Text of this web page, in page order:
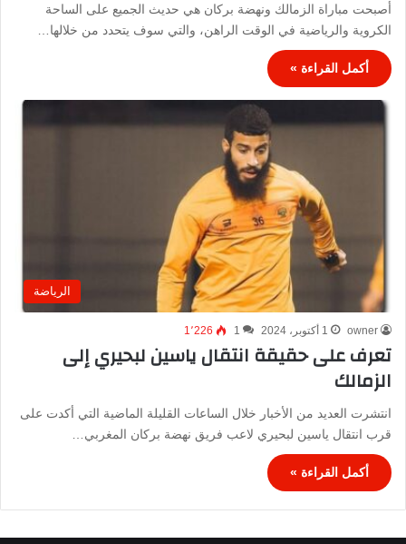
أصبحت مباراة الزمالك ونهضة بركان هي حديث الجميع على الساحة
الكروية والرياضية في الوقت الراهن، والتي سوف يتحدد من خلالها…
أكمل القراءة »
الرياضة
owner 1 أكتوبر، 2024 1 1٬226
تعرف على حقيقة انتقال ياسين لبحيري إلى
الزمالك
انتشرت العديد من الأخبار خلال الساعات القليلة الماضية التي أكدت على
قرب انتقال ياسين لبحيري لاعب فريق نهضة بركان المغربي…
أكمل القراءة »